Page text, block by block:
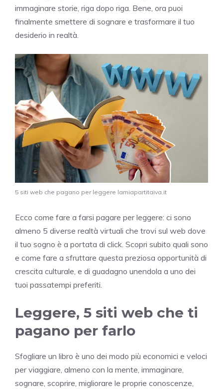
immaginare storie, riga dopo riga. Bene, ora puoi
finalmente smettere di sognare e trasformare il tuo
desiderio in realtà.
5 siti web che pagano per leggere lamiapartitaiva.it
Ecco come fare a farsi pagare per leggere: ci sono
almeno 5 diverse realtà virtuali che trovi sul web dove
il tuo sogno è a portata di click. Scopri subito quali sono
e come fare a sfruttare questa preziosa opportunità di
crescita culturale, e di guadagno unendola a uno dei
tuoi passatempi preferiti.
Leggere, 5 siti web che ti
pagano per farlo
Sfogliare un libro è uno dei modo più economici e veloci
per viaggiare, almeno con la mente, immaginare,
sognare, scoprire, migliorare le proprie conoscenze,